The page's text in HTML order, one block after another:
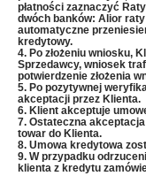
płatności zaznaczyć
dwóch banków: Alior
automatyczne
kredytowy.
4. Po złożeniu wniosku,
Sprzedawcy, wniosek
potwierdzenie złożenia
5. Po pozytywnej
akceptacji przez Klienta.
6. Klient akceptuje
7. Ostateczna
towar do Klienta.
8. Umowa kredytowa
9. W przypadku
klienta z kredytu